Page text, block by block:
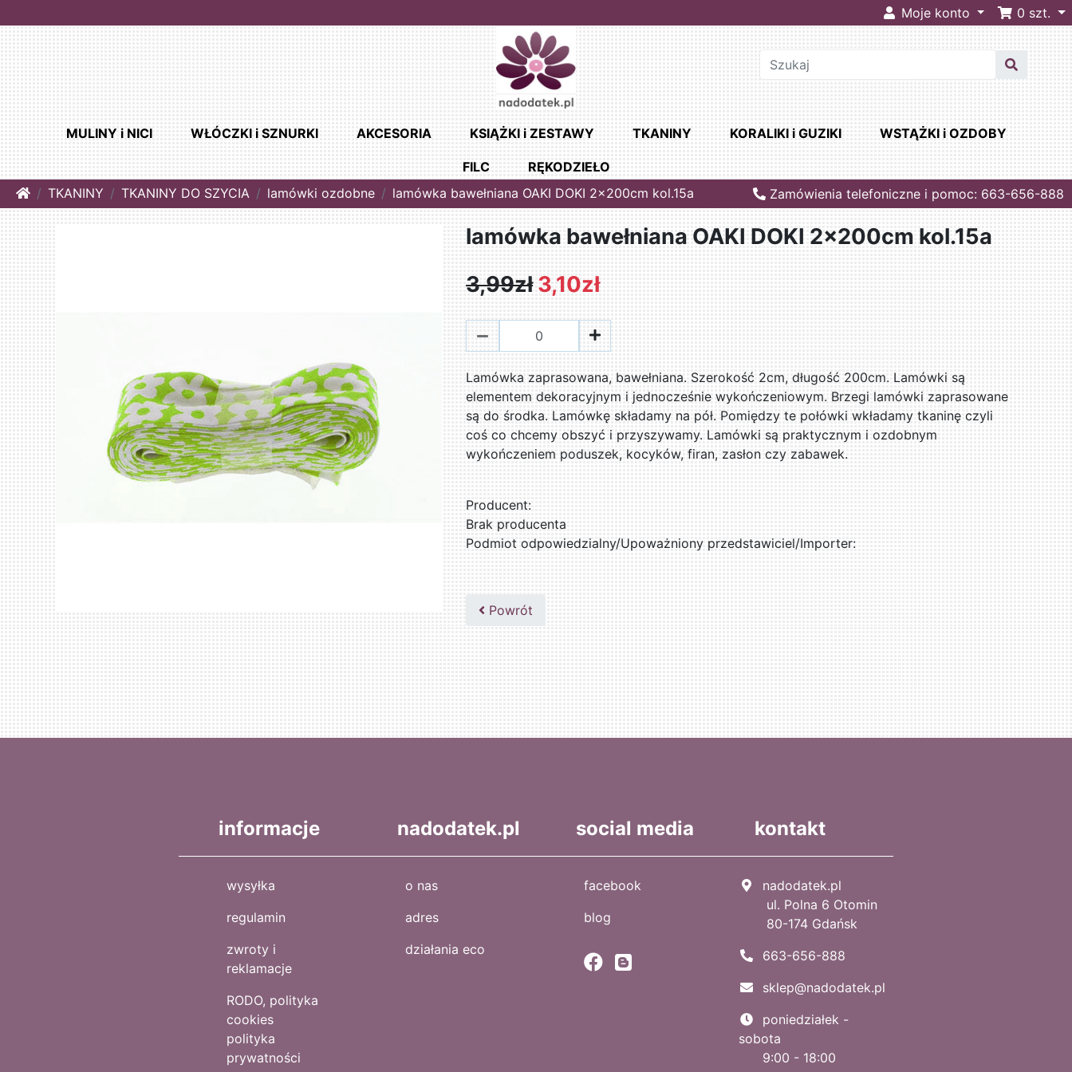
Moje konto 0 szt.
MULINY i NICI WŁÓCZKI i SZNURKI AKCESORIA KSIĄŻKI i ZESTAWY TKANINY KORALIKI i GUZIKI WSTĄŻKI i OZDOBY
FILC
RĘKODZIEŁO
HomeTKANINY TKANINY DO SZYCIA lamówki ozdobne lamówka bawełniana OAKI DOKI 2x200cm kol.15a Zamówienia telefoniczne i pomoc: 663-656-888
lamówka bawełniana OAKI DOKI 2x200cm kol.15a
3,99zł 3,10zł
Lamówka zaprasowana, bawełniana. Szerokość 2cm, długość 200cm. Lamówki są
elementem dekoracyjnym i jednocześnie wykończeniowym. Brzegi lamówki zaprasowane
są do środka. Lamówkę składamy na pół. Pomiędzy te połówki wkładamy tkaninę czyli
coś co chcemy obszyć i przyszywamy. Lamówki są praktycznym i ozdobnym
wykończeniem poduszek, kocyków, firan, zasłon czy zabawek.
Producent:
Brak producenta
Podmiot odpowiedzialny/Upoważniony przedstawiciel/Importer:
Powrót
informacje
wysyłka
regulamin
zwroty i
reklamacje
RODO, polityka
cookies
polityka
prywatności
nadodatek.pl
o nas
adres
działania eco
social media
facebook
blog
kontakt
nadodatek.pl
ul. Polna 6 Otomin
80-174 Gdańsk
663-656-888
sklep@nadodatek.pl
poniedziałek -
sobota
9:00 - 18:00